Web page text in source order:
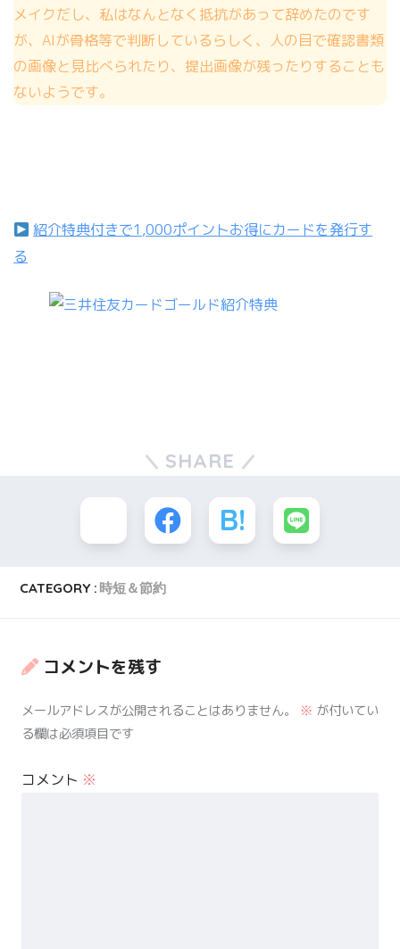
メイクだし、私はなんとなく抵抗があって辞めたのです
が、AIが骨格等で判断しているらしく、人の目で確認書類
の画像と見比べられたり、提出画像が残ったりすることも
ないようです。
紹介特典付きで1,000ポイントお得にカードを発行す
る
SHARE
CATEGORY : 時短＆節約
コメントを残す
メールアドレスが公開されることはありません。 ※ が付いてい
る欄は必須項目です
コメント ※